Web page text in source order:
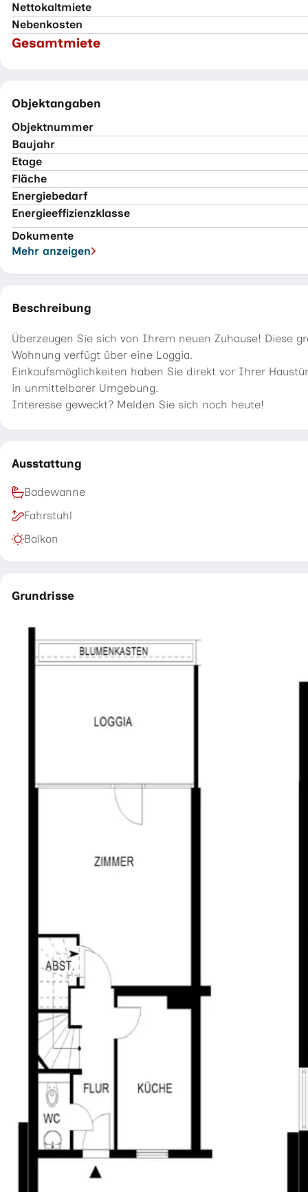
Nettokaltmiete
Nebenkosten
Gesamtmiete
Objektangaben
Objektnummer
Baujahr
Etage
Fläche
Energiebedarf
Energieeffizienzklasse
Dokumente
Mehr anzeigen
Beschreibung
Überzeugen Sie sich von Ihrem neuen Zuhause! Diese
Wohnung verfügt über eine Loggia.
Einkaufsmöglichkeiten haben Sie direkt vor Ihrer
in unmittelbarer Umgebung.
Interesse geweckt? Melden Sie sich noch heute!
Ausstattung
Badewanne
Fahrstuhl
Balkon
Grundrisse